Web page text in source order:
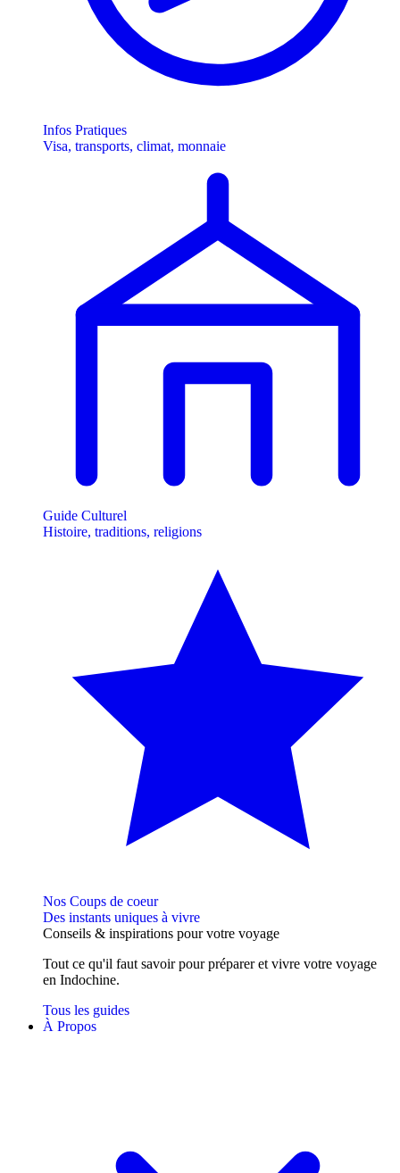
Infos Pratiques
Visa, transports, climat, monnaie
Guide Culturel
Histoire, traditions, religions
Nos Coups de coeur
Des instants uniques à vivre
Conseils & inspirations pour votre voyage
Tout ce qu'il faut savoir pour préparer et vivre votre voyage
en Indochine.
Tous les guides
À Propos